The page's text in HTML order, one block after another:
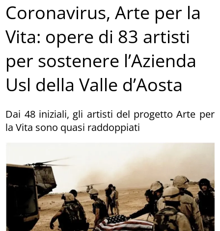
Coronavirus, Arte per la
Vita: opere di 83 artisti
per sostenere l’Azienda
Usl della Valle d’Aosta
Dai 48 iniziali, gli artisti del progetto Arte per
la Vita sono quasi raddoppiati